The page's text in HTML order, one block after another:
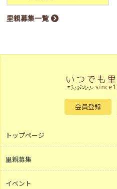
里親募集一覧
会員登録
トップページ
里親募集
イベント